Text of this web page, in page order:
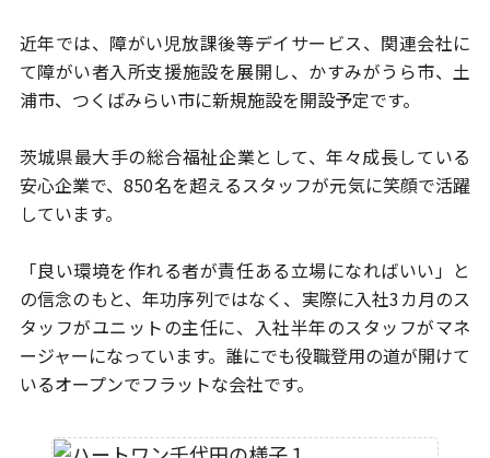
近年では、障がい児放課後等デイサービス、関連会社に
て障がい者入所支援施設を展開し、かすみがうら市、土
浦市、つくばみらい市に新規施設を開設予定です。
茨城県最大手の総合福祉企業として、年々成長している
安心企業で、850名を超えるスタッフが元気に笑顔で活躍
しています。
「良い環境を作れる者が責任ある立場になればいい」と
の信念のもと、年功序列ではなく、実際に入社3カ月のス
タッフがユニットの主任に、
入社半年のスタッフがマネ
ージャーになっています。 誰にでも役職登用の道が開けて
いるオープンでフラットな会社です。